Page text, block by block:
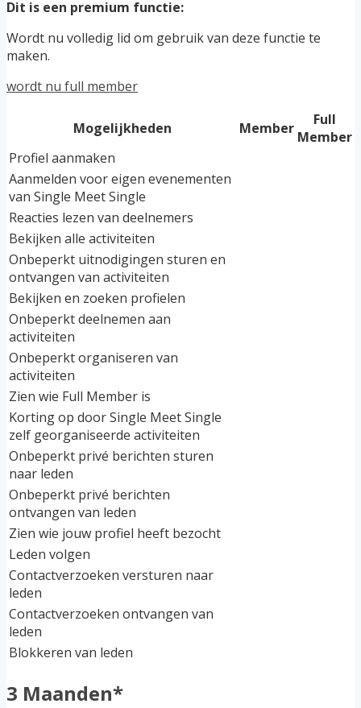
Dit is een premium functie:
Wordt nu volledig lid om gebruik van deze functie te
maken.
wordt nu full member
Mogelijkheden Member
Full
Member
Profiel aanmaken
Aanmelden voor eigen evenementen
van Single Meet Single
Reacties lezen van deelnemers
Bekijken alle activiteiten
Onbeperkt uitnodigingen sturen en
ontvangen van activiteiten
Bekijken en zoeken profielen
Onbeperkt deelnemen aan
activiteiten
Onbeperkt organiseren van
activiteiten
Zien wie Full Member is
Korting op door Single Meet Single
zelf georganiseerde activiteiten
Onbeperkt privé berichten sturen
naar leden
Onbeperkt privé berichten
ontvangen van leden
Zien wie jouw profiel heeft bezocht
Leden volgen
Contactverzoeken versturen naar
leden
Contactverzoeken ontvangen van
leden
Blokkeren van leden
3 Maanden*